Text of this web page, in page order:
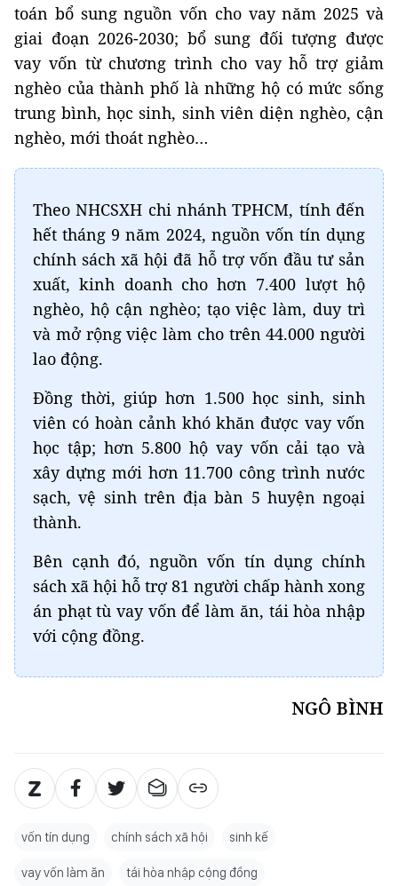
toán bổ sung nguồn vốn cho vay năm 2025 và
giai đoạn 2026-2030; bổ sung đối tượng được
vay vốn từ chương trình cho vay hỗ trợ giảm
nghèo của thành phố là những hộ có mức sống
trung bình, học sinh, sinh viên diện nghèo, cận
nghèo, mới thoát nghèo…
Theo NHCSXH chi nhánh TPHCM, tính đến
hết tháng 9 năm 2024, nguồn vốn tín dụng
chính sách xã hội đã hỗ trợ vốn đầu tư sản
xuất, kinh doanh cho hơn 7.400 lượt hộ
nghèo, hộ cận nghèo; tạo việc làm, duy trì
và mở rộng việc làm cho trên 44.000 người
lao động.
Đồng thời, giúp hơn 1.500 học sinh, sinh
viên có hoàn cảnh khó khăn được vay vốn
học tập; hơn 5.800 hộ vay vốn cải tạo và
xây dựng mới hơn 11.700 công trình nước
sạch, vệ sinh trên địa bàn 5 huyện ngoại
thành.
Bên cạnh đó, nguồn vốn tín dụng chính
sách xã hội hỗ trợ 81 người chấp hành xong
án phạt tù vay vốn để làm ăn, tái hòa nhập
với cộng đồng.
NGÔ BÌNH
vốn tín dụng chính sách xã hội sinh kế
vay vốn làm ăn tái hòa nhập cộng đồng